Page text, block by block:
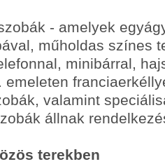
- amelyek
műholdas színes
minibárral,
emeleten
valamint
állnak
terekben